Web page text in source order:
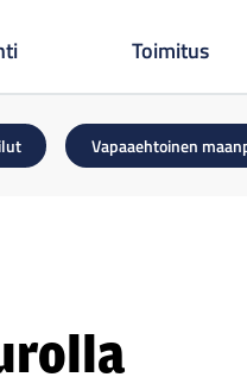
Toimitus
Vapaaehtoinen